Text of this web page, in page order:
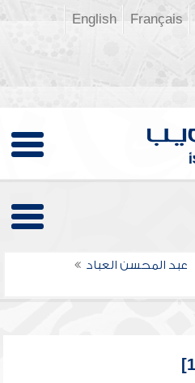
Français
English
عبد المحسن العباد